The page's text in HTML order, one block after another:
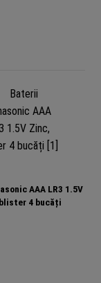
AAA LR3 1.5V
4 bucăți